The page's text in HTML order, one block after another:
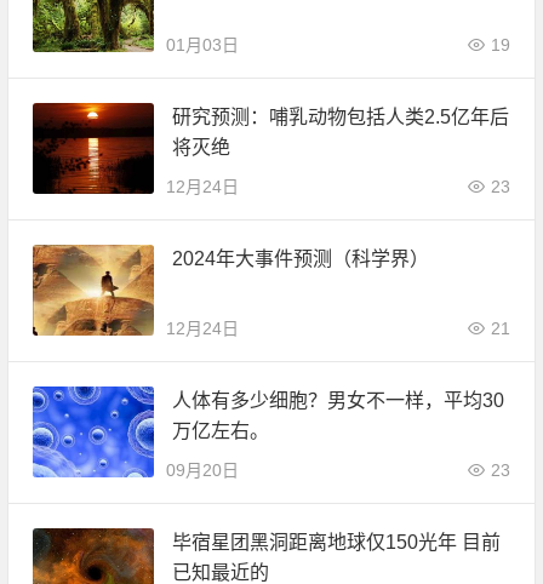
01月03日 19
研究预测：哺乳动物包括人类2.5亿年后
将灭绝
12月24日 23
2024年大事件预测（科学界）
12月24日 21
人体有多少细胞？男女不一样，平均30
万亿左右。
09月20日 23
毕宿星团黑洞距离地球仅150光年 目前
已知最近的